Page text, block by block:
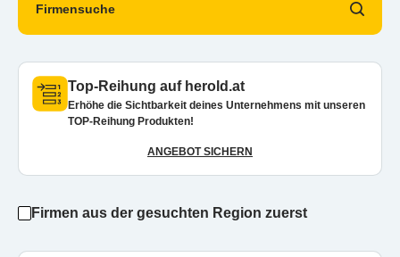
Firmensuche
Top-Reihung auf herold.at
Erhöhe die Sichtbarkeit deines Unternehmens mit unseren
TOP-Reihung Produkten!
ANGEBOT SICHERN
Firmen aus der gesuchten Region zuerst